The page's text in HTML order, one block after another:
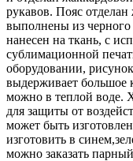
рукавов. Пояс
выполнены из черного
нанесен на ткань, с
сублимационной
оборудовании,
выдерживает большое
можно в теплой воде.
для защиты от
может быть
изготовить в
можно заказать